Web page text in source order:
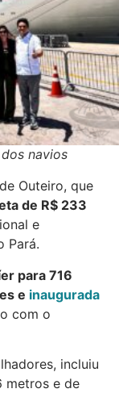
navios
Outeiro, que
de R$ 233
e
Pará.
para 716
e inaugurada
com o
incluiu
metros e de